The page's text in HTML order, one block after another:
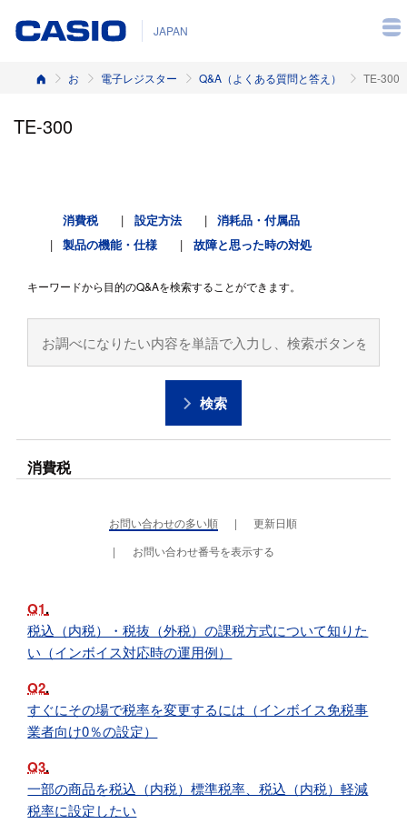
JAPAN
ホーム お客様サポート 電子レジスター Q&A（よくある質問と答え） TE-300
TE-300
消費税 設定方法
消耗品・付属品
製品の機能・仕様
故障と思った時の対処
キーワードから目的のQ&Aを検索することができます。
検索
消費税
お問い合わせの多い順
更新日順
お問い合わせ番号を表示する
Q1
税込（内税）・税抜（外税）の課税方式について知りた
い（インボイス対応時の運用例）
Q2
すぐにその場で税率を変更するには（インボイス免税事
業者向け0％の設定）
Q3
一部の商品を税込（内税）標準税率、税込（内税）軽減
税率に設定したい